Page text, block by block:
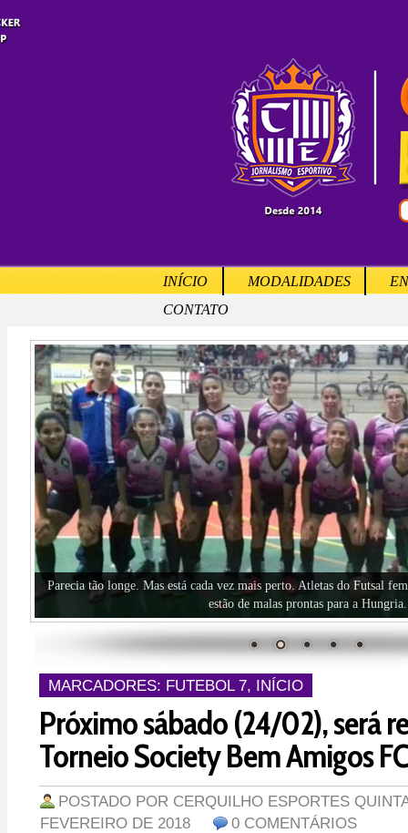
INÍCIO MODALIDADES
CONTATO
MARCADORES: FUTEBOL 7, INÍCIO
Próximo sábado (24/02), será
Torneio Society Bem Amigos
POSTADO POR CERQUILHO ESPORTES
FEVEREIRO DE 2018
0 COMENTÁRIOS